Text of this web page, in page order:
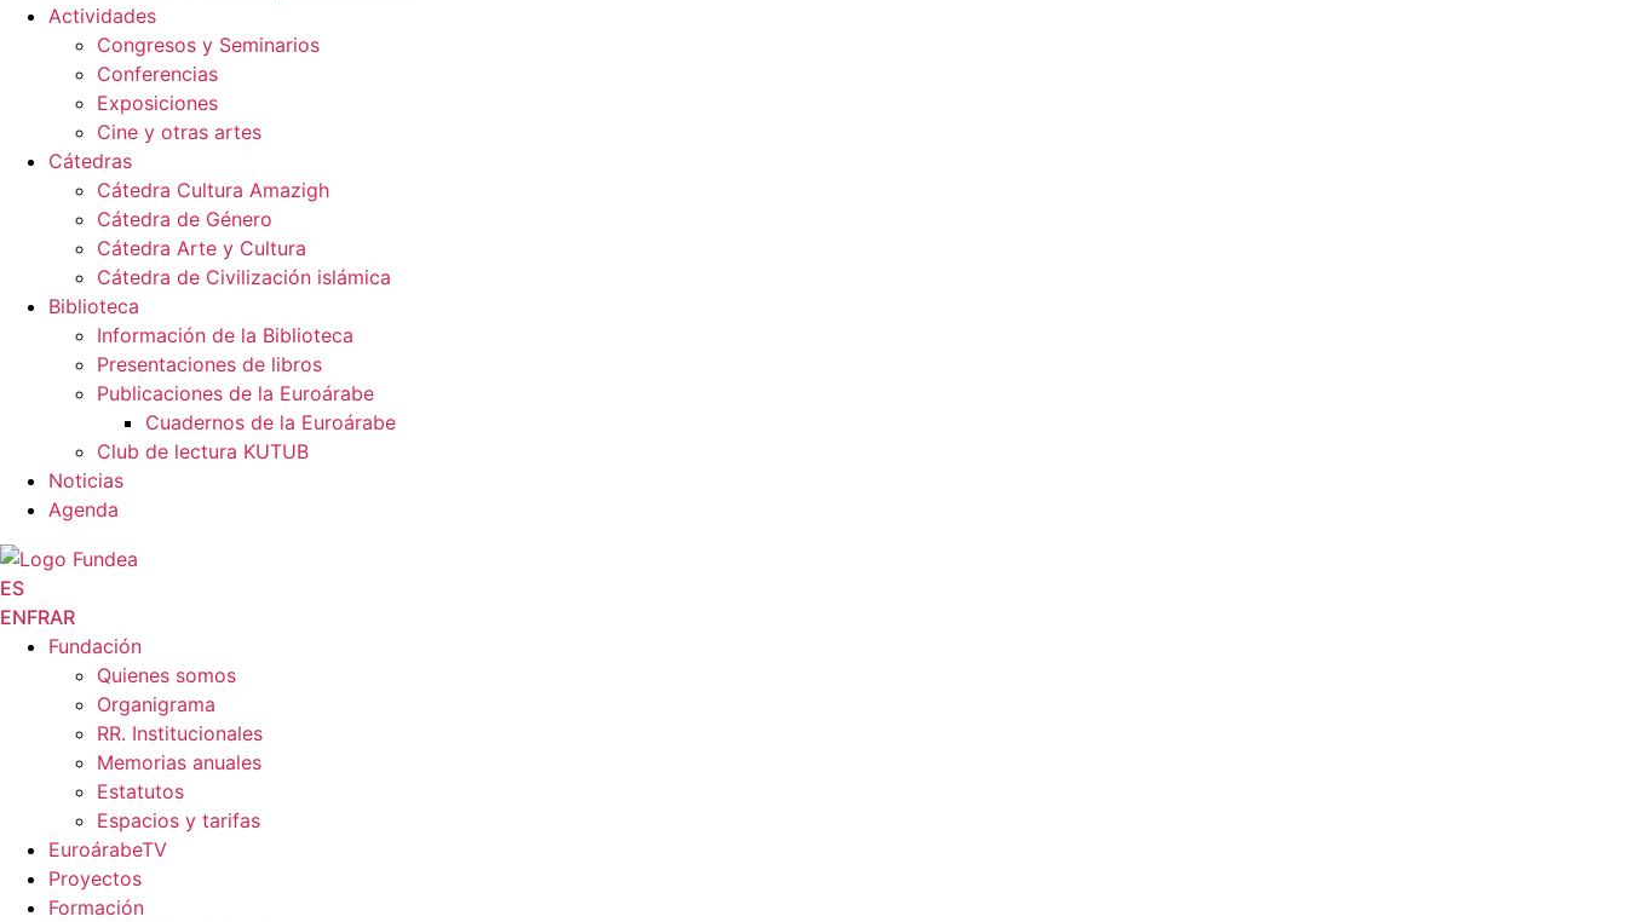
Actividades
Congresos y Seminarios
Conferencias
Exposiciones
Cine y otras artes
Cátedras
Cátedra Cultura Amazigh
Cátedra de Género
Cátedra Arte y Cultura
Cátedra de Civilización islámica
Biblioteca
Información de la Biblioteca
Presentaciones de libros
Publicaciones de la Euroárabe
Cuadernos de la Euroárabe
Club de lectura KUTUB
Noticias
Agenda
ES
ENFRAR
Fundación
Quienes somos
Organigrama
RR. Institucionales
Memorias anuales
Estatutos
Espacios y tarifas
EuroárabeTV
Proyectos
Formación